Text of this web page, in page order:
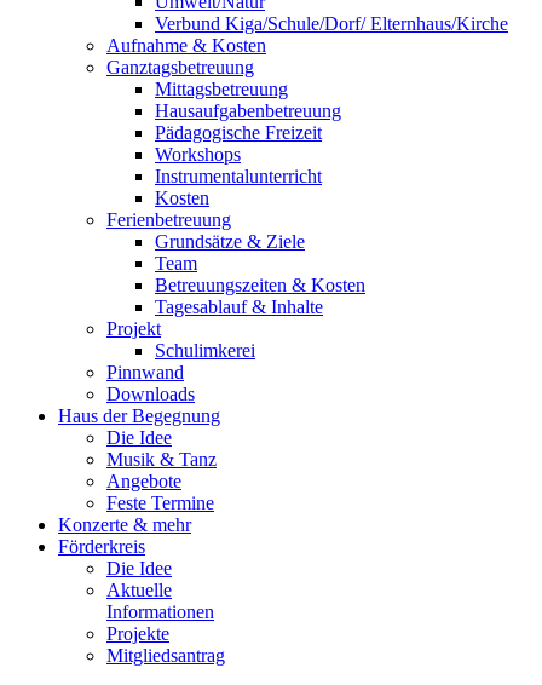
Verbund Kiga/Schule/Dorf/ Elternhaus/Kirche
Aufnahme & Kosten
Ganztagsbetreuung
Mittagsbetreuung
Hausaufgabenbetreuung
Pädagogische Freizeit
Workshops
Instrumentalunterricht
Kosten
Ferienbetreuung
Grundsätze & Ziele
Team
Betreuungszeiten & Kosten
Tagesablauf & Inhalte
Projekt
Schulimkerei
Pinnwand
Downloads
Haus der Begegnung
Die Idee
Musik & Tanz
Angebote
Feste Termine
Konzerte & mehr
Förderkreis
Die Idee
Aktuelle
Informationen
Projekte
Mitgliedsantrag